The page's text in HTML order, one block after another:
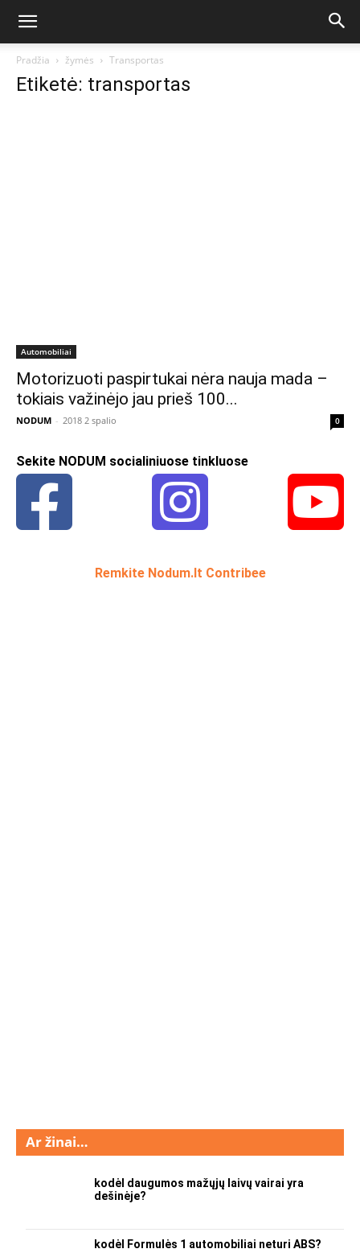
Pradžia žymės Transportas
Etiketė: transportas
Automobiliai
Motorizuoti paspirtukai nėra nauja mada –
tokiais važinėjo jau prieš 100...
NODUM - 2018 2 spalio 0
Sekite NODUM socialiniuose tinkluose
Remkite Nodum.lt Contribee
Ar žinai…
kodėl daugumos mažųjų laivų vairai yra
dešinėje?
kodėl Formulės 1 automobiliai neturi ABS?